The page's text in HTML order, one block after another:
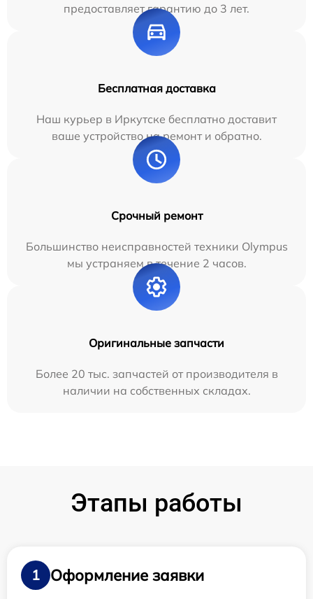
предоставляет гарантию до 3 лет.
Бесплатная доставка
Наш курьер в Иркутске бесплатно доставит
ваше устройство на ремонт и обратно.
Срочный ремонт
Большинство неисправностей техники Olympus
мы устраняем в течение 2 часов.
Оригинальные запчасти
Более 20 тыс. запчастей от производителя в
наличии на собственных складах.
Этапы работы
1
Оформление заявки